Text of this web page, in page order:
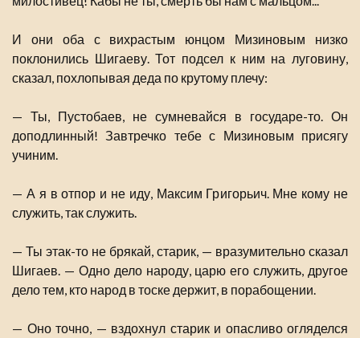
И они оба с вихрастым юнцом Мизиновым низко
поклонились Шигаеву. Тот подсел к ним на луговину,
сказал, похлопывая деда по крутому плечу:
— Ты, Пустобаев, не сумневайся в государе-то. Он
доподлинный! Завтречко тебе с Мизиновым присягу
учиним.
— А я в отпор и не иду, Максим Григорьич. Мне кому не
служить, так служить.
— Ты этак-то не брякай, старик, — вразумительно сказал
Шигаев. — Одно дело народу, царю его служить, другое
дело тем, кто народ в тоске держит, в порабощении.
— Оно точно, — вздохнул старик и опасливо огляделся